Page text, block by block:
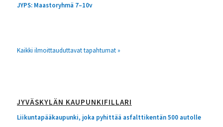
JYPS: Maastoryhmä 7–10v
Kaikki ilmoittauduttavat tapahtumat »
JYVÄSKYLÄN KAUPUNKIFILLARI
Liikuntapääkaupunki, joka pyhittää asfalttikentän 500 autolle